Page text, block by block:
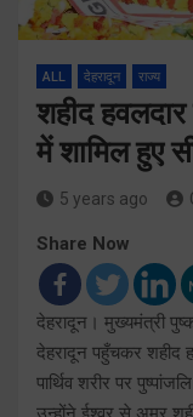
ALL देहरादून राज्य
शहीद हवलदार
में शामिल हुए
5 years ago
Share Now
देहरादून। मुख्यमंत्री
देहरादून पहुँचकर शहीद
पार्थिव शरीर पर